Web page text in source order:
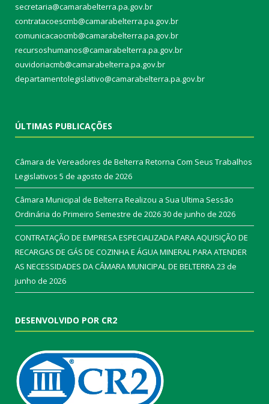
secretaria@camarabelterra.pa.gov.br
contratacoescmb@camarabelterra.pa.gov.br
comunicacaocmb@camarabelterra.pa.gov.br
recursoshumanos@camarabelterra.pa.gov.br
ouvidoriacmb@camarabelterra.pa.gov.br
departamentolegislativo@camarabelterra.pa.gov.br
ÚLTIMAS PUBLICAÇÕES
Câmara de Vereadores de Belterra Retorna Com Seus Trabalhos
Legislativos 5 de agosto de 2026
Câmara Municipal de Belterra Realizou a Sua Ultima Sessão
Ordinária do Primeiro Semestre de 202630 de junho de 2026
CONTRATAÇÃO DE EMPRESA ESPECIALIZADA PARA AQUISIÇÃO DE
RECARGAS DE GÁS DE COZINHA E ÁGUA MINERAL PARA ATENDER
AS NECESSIDADES DA CÂMARA MUNICIPAL DE BELTERRA23 de
junho de 2026
DESENVOLVIDO POR CR2